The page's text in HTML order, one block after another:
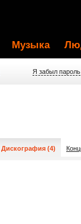
Музыка
Я забыл пароль
Дискография (4)